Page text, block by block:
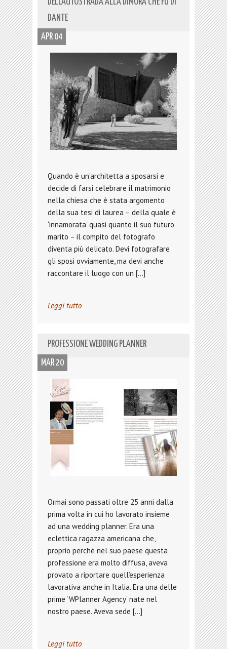
DANTE
APR 04
Quando è un’architetta a sposarsi e
decide di farsi celebrare il matrimonio
nella chiesa che è stata argomento
della sua tesi di laurea – della quale è
‘innamorata’ quasi quanto il suo futuro
marito – il compito del fotografo
diventa più delicato. Devi fotografare
gli sposi ovviamente, ma devi anche
raccontare il luogo con un […]
Leggi tutto
PROFESSIONE WEDDING PLANNER
MAR 20
Ormai sono passati oltre 25 anni dalla
prima volta in cui ho lavorato insieme
ad una wedding planner. Era una
eclettica ragazza americana che,
proprio perché nel suo paese questa
professione era molto diffusa, aveva
provato a riportare quell’esperienza
lavorativa anche in Italia. Era una delle
prime ‘WPlanner Agency‘ nate nel
nostro paese. Aveva sede […]
Leggi tutto